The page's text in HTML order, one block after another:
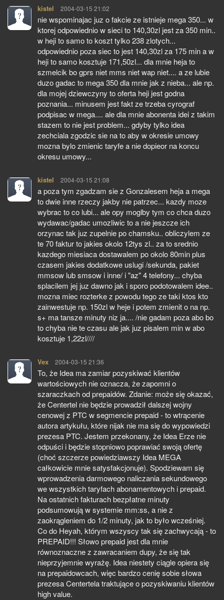
kistel pisze:
2004-03-15 21:02
nie wspominajac juz o fakcie ze istnieje mega 350... w
ktorej odpowiednio w sieci to 140,30zl jest za 350 min..
w heji to samo to koszt tylko 238 zlotych...
odpowiednio poza siec to jest 140,30zl za 175 min a w
heji to samo kosztuje 171,50zl... dla mnie heja to
szmelcik bo gprs niet mms niet wap niet.... a ze lubie
duzo gadac to mega 350 dla mnie jak z nieba... ale np.
dla mojej dziewczyny to oferta heji jest godna
poznania... minusem jest fakt ze trzeba cyrograf
podpisac w mega.... ale dla mnie abonenta idei z takim
stazem to nie jest problem... gdyby tylko idea
zechciala zgodzic sie na to aby w okresie umowy
mozna bylo zmienic taryfe a nie dopieor na koncu
okresu umowy...
kistel pisze:
2004-03-15 21:08
a poza tym zgadzam sie z Gonzalesem heja a mega
to dwie inne rzeczy jakby nie patrzec... kazdy moze
wybrac to co lubi... ale opy moglby tym co chca duzo
wydawac/gadac umozliwic to a nie jeszcze ich
orzynac tak juz zupelnie po chamsku.. obliczylem ze
te 70 faktur to jakies okolo 12tys zl.. za to srednio
kazdego miesiaca dostawalem po okolo 80min plus
czasem jakies dodatkowe uslugi /sekunda, pakiet
mmsow lub smsow i inne/ i "az" 4 telefony... chyba
splacilem jej juz dawno jak i sporo podotowalem idee..
mozna miec rozterke z powodu tego ze taki ktos kto
zainwestuje np. 150zl w heje i potem zmienit o na np.
s+ ma tansze minuty niz ja.... /nie gadam poza abo bo
to chyba nie te czasu ale jak juz pisalem min w abo
kosztuje 1,22zl////
Vex pisze:
2004-03-15 21:36
To, że Idea ma zamiar pozyskiwać klientów
wartościowych nie oznacza, że zapomni o
szaraczkach od prepaidów. Zdanie: może się okazać,
że Centertel nie będzie prowadził dalszej wojny
cenowej z PTC w segmencie prepaid - to wtrącenie
autora artykułu, które nijak nie ma się do wypowiedzi
prezesa PTC. Jestem przekonany, że Idea Erze nie
odpuści i będzie stopniowo poprawiać swoją ofertę
(choć szczerze powiedziawszy Idea MEGA
całkowicie mnie satysfakcjonuje). Spodziewam się
wprowadzenia darmowego naliczania sekundowego
we wszystkich taryfach abonamentowych i prepaid.
Na ostatnich fakturach bezpłatne minuty
podsumowują w systemie mm:ss, a nie z
zaokrągleniem do 1/2 minuty, jak to było wcześniej.
Co do Heyah, którym wszyscy tak się zachwycają - to
PREPAID!!! Słowo prepaid jest dla mnie
równoznaczne z zawracaniem dupy, że się tak
nieprzyjemnie wyrażę. Idea niestety ciągle opiera się
na prepaidowcach, więc bardzo cenię sobie słowa
prezesa Centertela traktujące o pozyskiwaniu klientów
high value.